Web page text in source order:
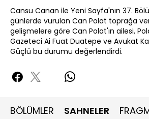
Cansu Canan ile Yeni Sayfa'nın 37.
günlerde vurulan Can Polat toprağa
gelişmelere göre Can Polat'ın ailesi,
Gazeteci Ai Fuat Duatepe ve Avukat
Güçlü bu durumu değerlendirdi.
BÖLÜMLER SAHNELER